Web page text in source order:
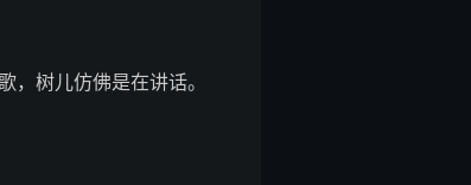
树儿仿佛是在讲话。